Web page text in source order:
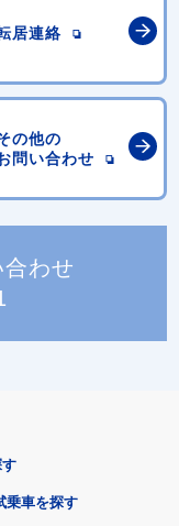
居連絡
の他の
問い合わせ
わせ
乗車を探す